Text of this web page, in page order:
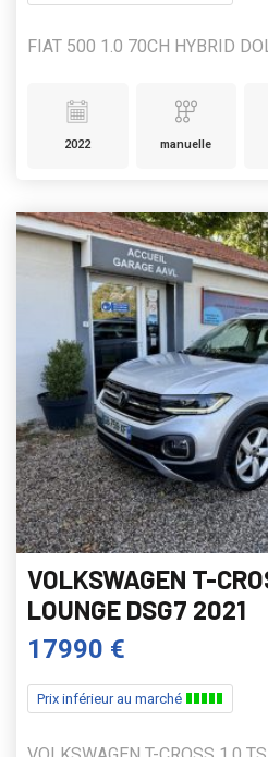
FIAT 500 1.0 70CH HYBRID
2022 manuelle
VOLKSWAGEN T-
LOUNGE DSG7 2021
17990 €
Prix inférieur au marché